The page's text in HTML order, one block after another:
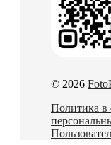
© 2026
Политика в